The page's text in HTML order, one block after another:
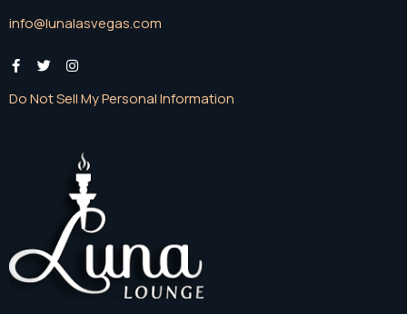
info@lunalasvegas.com
Do Not Sell My Personal Information